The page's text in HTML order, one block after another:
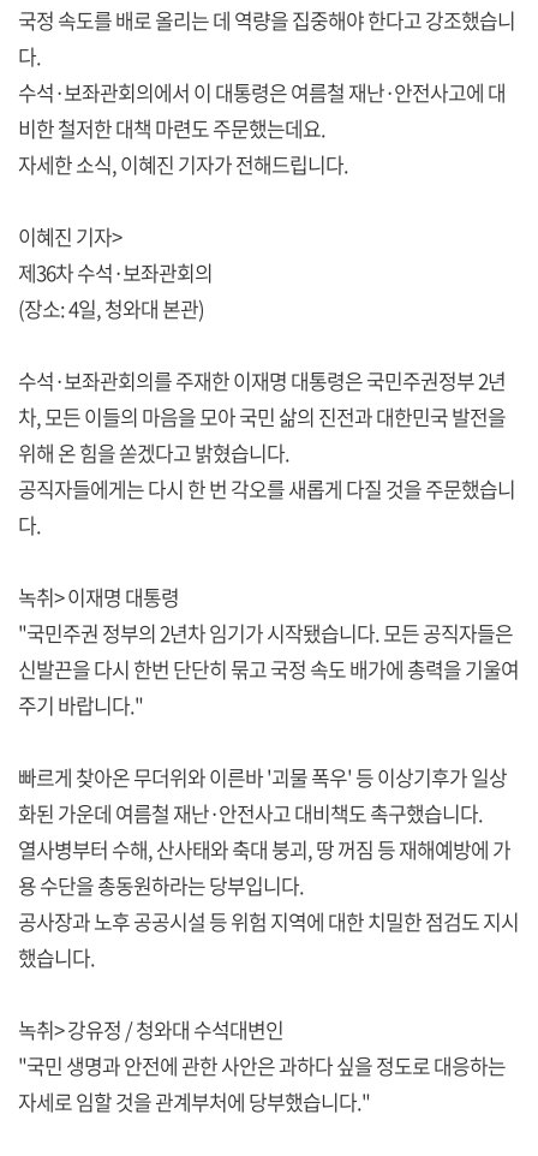
국정 속도를 배로 올리는 데 역량을 집중해야 한다고 강조했습니
다.
수석·보좌관회의에서 이 대통령은 여름철 재난·안전사고에 대
비한 철저한 대책 마련도 주문했는데요.
자세한 소식, 이혜진 기자가 전해드립니다.
이혜진 기자>
제36차 수석·보좌관회의
(장소: 4일, 청와대 본관)
수석·보좌관회의를 주재한 이재명 대통령은 국민주권정부 2년
차, 모든 이들의 마음을 모아 국민 삶의 진전과 대한민국 발전을
위해 온 힘을 쏟겠다고 밝혔습니다.
공직자들에게는 다시 한 번 각오를 새롭게 다질 것을 주문했습니
다.
녹취> 이재명 대통령
"국민주권 정부의 2년차 임기가 시작됐습니다. 모든 공직자들은
신발끈을 다시 한번 단단히 묶고 국정 속도 배가에 총력을 기울여
주기 바랍니다."
빠르게 찾아온 무더위와 이른바 '괴물 폭우' 등 이상기후가 일상
화된 가운데 여름철 재난·안전사고 대비책도 촉구했습니다.
열사병부터 수해, 산사태와 축대 붕괴, 땅 꺼짐 등 재해예방에 가
용 수단을 총동원하라는 당부입니다.
공사장과 노후 공공시설 등 위험 지역에 대한 치밀한 점검도 지시
했습니다.
녹취> 강유정 / 청와대 수석대변인
"국민 생명과 안전에 관한 사안은 과하다 싶을 정도로 대응하는
자세로 임할 것을 관계부처에 당부했습니다."